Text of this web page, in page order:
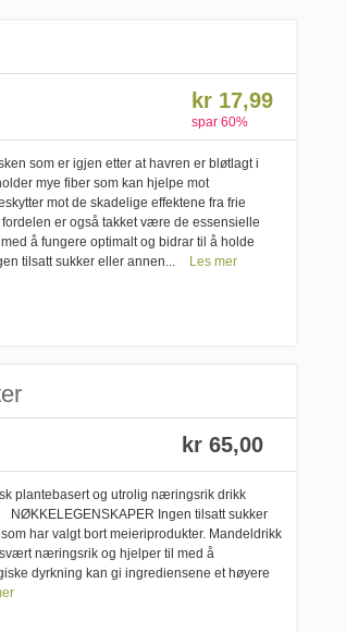
kr 17,99
spar 60%
som er igjen etter at havren er bløtlagt i
mye fiber som kan hjelpe mot
mot de skadelige effektene fra frie
er også takket være de essensielle
å fungere optimalt og bidrar til å holde
tilsatt sukker eller annen...
Les mer
kr 65,00
plantebasert og utrolig næringsrik drikk
Ingen tilsatt sukker
har valgt bort meieriprodukter. Mandeldrikk
næringsrik og hjelper til med å
dyrkning kan gi ingrediensene et høyere